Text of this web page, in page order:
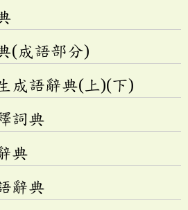
(成語部分)
成語辭典(上)(下)
詞典
典
辭典